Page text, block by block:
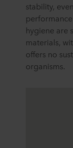
stability,
hygiene are
materials,
offers no
organisms.